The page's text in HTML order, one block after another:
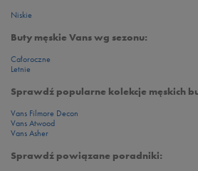
Niskie
Buty męskie Vans wg sezonu:
Całoroczne
Letnie
Sprawdź popularne kolekcje męskich
Vans Filmore Decon
Vans Atwood
Vans Asher
Sprawdź powiązane poradniki: